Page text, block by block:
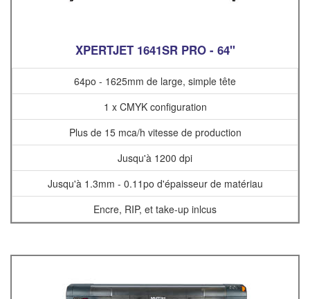
XPERTJET 1641SR PRO - 64"
64po - 1625mm de large, simple tête
1 x CMYK configuration
Plus de 15 mca/h vitesse de production
Jusqu'à 1200 dpi
Jusqu'à 1.3mm - 0.11po d'épaisseur de matériau
Encre, RIP, et take-up inlcus